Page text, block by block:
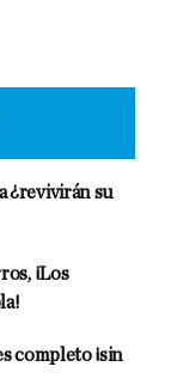
¿revivirán su
¡Los
completo ¡sin